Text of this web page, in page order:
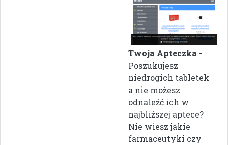
Twoja Apteczka -
Poszukujesz
niedrogich tabletek
a nie możesz
odnaleźć ich w
najbliższej aptece?
Nie wiesz jakie
farmaceutyki czy